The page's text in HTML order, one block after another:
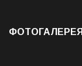
ФОТОГАЛЕРЕЯ